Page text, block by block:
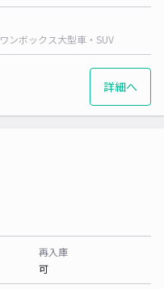
ワンボックス大型車・SUV
詳細へ
再入庫
可